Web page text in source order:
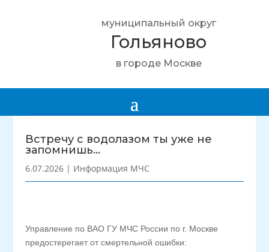
муниципальный округ
Гольяново
в городе Москве
Встречу с водолазом ты уже не
запомнишь…
6.07.2026 | Информация МЧС
Управление по ВАО ГУ МЧС России по г. Москве
предостерегает от смертельной ошибки: